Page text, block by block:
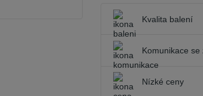
Kvalita balení
Komunikace se
Nízké ceny